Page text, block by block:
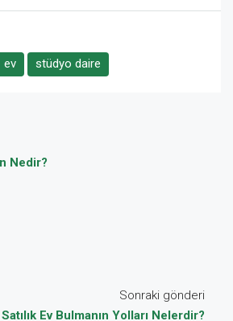
ev stüdyo daire
Nedir?
Sonraki gönderi
Ev Bulmanın Yolları Nelerdir?